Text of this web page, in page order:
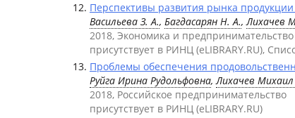
Перспективы развития рынка
Васильева З. А., Багдасарян Н. А.,Лихачев
2018, Экономика и предпринимательство
присутствует в РИНЦ (eLIBRARY.RU),
Проблемы обеспечения
Руйга Ирина Рудольфовна,Лихачев
2018, Российское предпринимательство
присутствует в РИНЦ (eLIBRARY.RU)